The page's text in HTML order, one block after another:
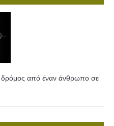
δρόμος από έναν άνθρωπο σε